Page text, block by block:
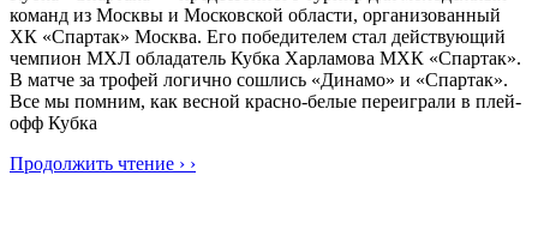
команд из Москвы и Московской области, организованный
ХК «Спартак» Москва. Его победителем стал действующий
чемпион МХЛ обладатель Кубка Харламова МХК «Спартак».
В матче за трофей логично сошлись «Динамо» и «Спартак».
Все мы помним, как весной красно-белые переиграли в плей-
офф Кубка
Продолжить чтение › ›